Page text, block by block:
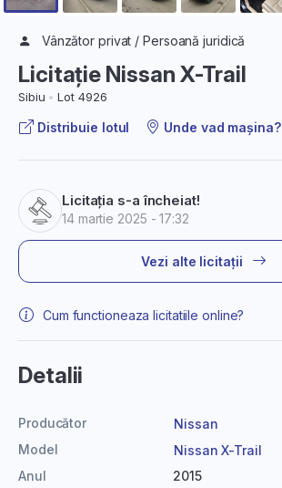
Licitație Nissan X-Trail
Sibiu Lot 4926
Vânzător privat / Persoană juridică
Distribuie lotul Unde vad mașina?
Licitația s-a încheiat!
14 martie 2025 - 17:32
Vezi alte licitații
Cum functioneaza licitatiile online?
Detalii
Producător
Nissan
Model
Nissan X-Trail
Anul
2015